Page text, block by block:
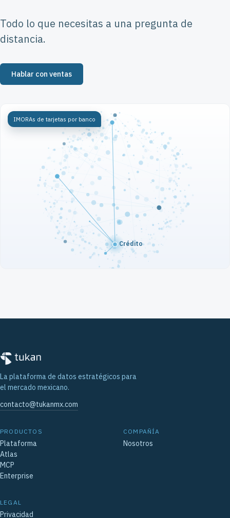
Todo lo que necesitas a una pregunta de
distancia.
Hablar con ventas
IMORAs de tarjetas por banco
La plataforma de datos estratégicos para
el mercado mexicano.
contacto@tukanmx.com
PRODUCTOS
Plataforma
Atlas
MCP
Enterprise
COMPAÑÍA
Nosotros
LEGAL
Privacidad